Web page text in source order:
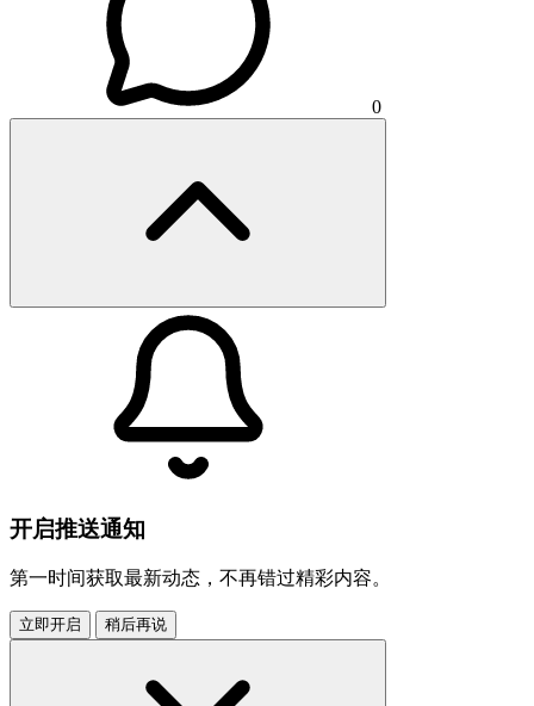
0
开启推送通知
第一时间获取最新动态，不再错过精彩内容。
立即开启 稍后再说